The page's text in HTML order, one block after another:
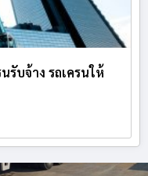
รับจ้าง รถเครนให้